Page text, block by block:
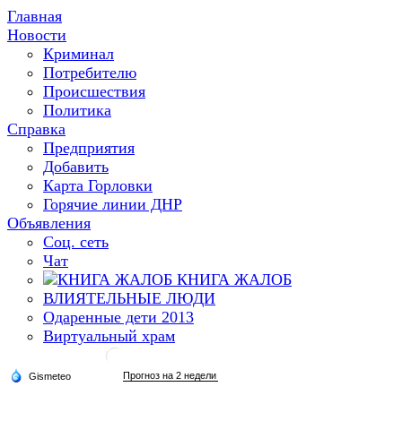
Главная
Новости
Криминал
Потребителю
Происшествия
Политика
Справка
Предприятия
Добавить
Карта Горловки
Горячие линии ДНР
Объявления
Соц. сеть
Чат
КНИГА ЖАЛОБ
ВЛИЯТЕЛЬНЫЕ ЛЮДИ
Одаренные дети 2013
Виртуальный храм